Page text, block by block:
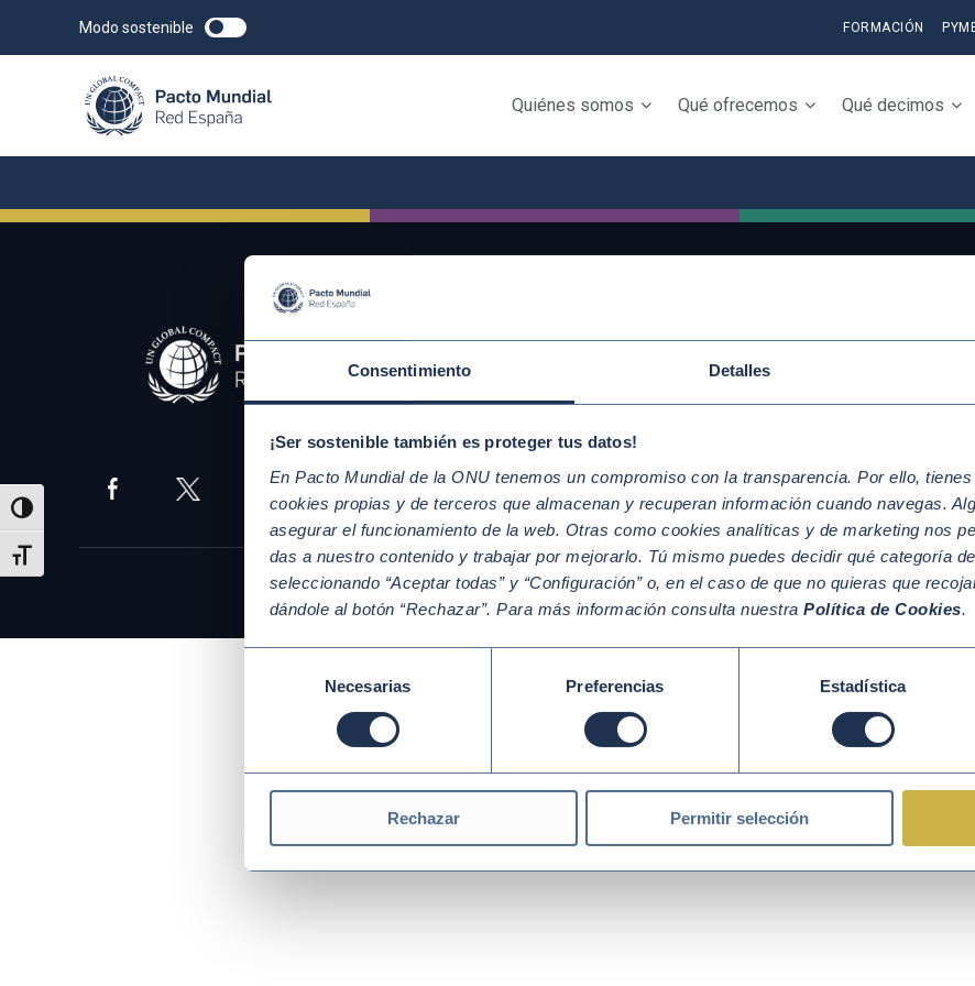
Consentimiento Detalles
¡Ser sostenible también es proteger tus datos!
En Pacto Mundial de la ONU tenemos un compromiso con la transparencia. Por ello,
cookies propias y de terceros que almacenan y recuperan información cuando navegas.
asegurar el funcionamiento de la web. Otras como cookies analíticas y de marketing nos
das a nuestro contenido y trabajar por mejorarlo. Tú mismo puedes decidir qué categoría
seleccionando “Aceptar todas” y “Configuración” o, en el caso de que no quieras que
dándole al botón “Rechazar”. Para más información consulta nuestra Política de Cookies.
consentimiento
Necesarias Preferencias Estadística
Rechazar Permitir selección
Alternar alto contraste
Alternar tamaño de letra
Modo sostenible FORMACIÓN
Quiénes somos Qué ofrecemos Qué decimos
Diez Principios del Pacto Mundial
Sostenible
Nuestros participantes
Progreso
Política de Cookies Política de Privacidad Aviso legal